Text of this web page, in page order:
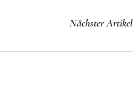
Nächster Artikel